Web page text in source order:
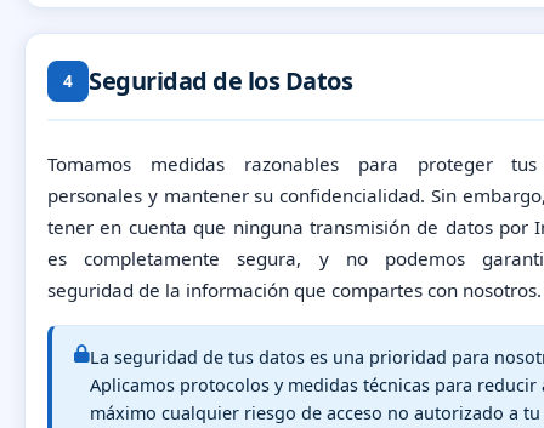
4 Seguridad de los Datos
Tomamos medidas razonables para proteger
personales y mantener su confidencialidad. Sin
tener en cuenta que ninguna transmisión de datos por
es completamente segura, y no podemos
seguridad de la información que compartes con nosotros.
La seguridad de tus datos es una prioridad para
Aplicamos protocolos y medidas técnicas para reducir
máximo cualquier riesgo de acceso no autorizado a tu